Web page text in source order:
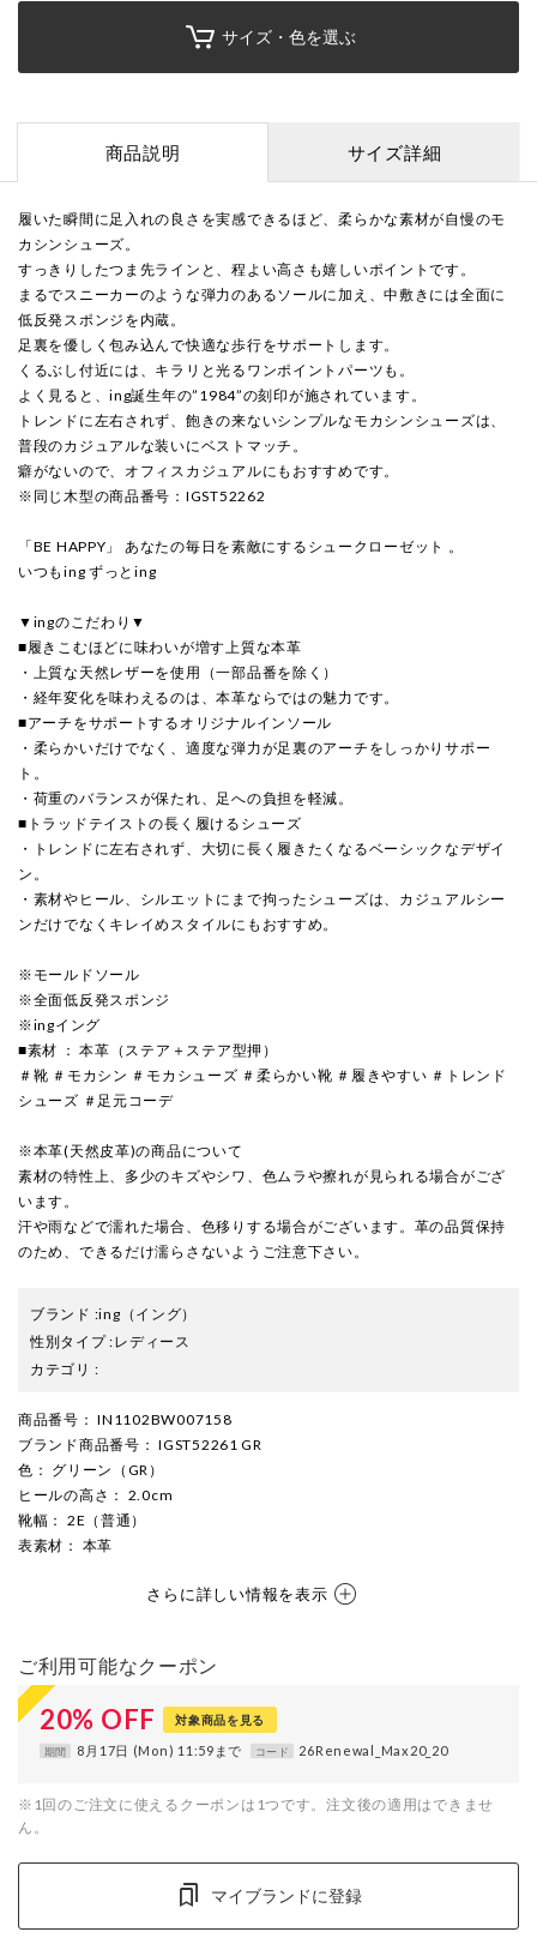
サイズ・色を選ぶ
商品説明 サイズ詳細
履いた瞬間に足入れの良さを実感できるほど、柔らかな素材が自慢のモ
カシンシューズ。
すっきりしたつま先ラインと、程よい高さも嬉しいポイントです。
まるでスニーカーのような弾力のあるソールに加え、中敷きには全面に
低反発スポンジを内蔵。
足裏を優しく包み込んで快適な歩行をサポートします。
くるぶし付近には、キラリと光るワンポイントパーツも。
よく見ると、ing誕生年の”1984”の刻印が施されています。
トレンドに左右されず、飽きの来ないシンプルなモカシンシューズは、
普段のカジュアルな装いにベストマッチ。
癖がないので、オフィスカジュアルにもおすすめです。
※同じ木型の商品番号：IGST52262
「BE HAPPY」 あなたの毎日を素敵にするシュークローゼット 。
いつもing ずっとing
▼ingのこだわり▼
■履きこむほどに味わいが増す上質な本革
・上質な天然レザーを使用（一部品番を除く）
・経年変化を味わえるのは、本革ならではの魅力です。
■アーチをサポートするオリジナルインソール
・柔らかいだけでなく、適度な弾力が足裏のアーチをしっかりサポー
ト。
・荷重のバランスが保たれ、足への負担を軽減。
■トラッドテイストの長く履けるシューズ
・トレンドに左右されず、大切に長く履きたくなるベーシックなデザイ
ン。
・素材やヒール、シルエットにまで拘ったシューズは、カジュアルシー
ンだけでなくキレイめスタイルにもおすすめ。
※モールドソール
※全面低反発スポンジ
※ingイング
■素材 ： 本革（ステア＋ステア型押）
＃靴 ＃モカシン ＃モカシューズ ＃柔らかい靴 ＃履きやすい ＃トレンド
シューズ ＃足元コーデ
※本革(天然皮革)の商品について
素材の特性上、多少のキズやシワ、色ムラや擦れが見られる場合がござ
います。
汗や雨などで濡れた場合、色移りする場合がございます。革の品質保持
のため、できるだけ濡らさないようご注意下さい。
ブランド :ing （イング）
性別タイプ:レディース
カテゴリ :
商品番号 ： IN1102BW007158
ブランド商品番号 ： IGST52261 GR
色 ： グリーン（GR）
ヒールの高さ ： 2.0cm
靴幅 ： 2E（普通）
表素材 ： 本革
さらに詳しい情報を表示
ご利用可能なクーポン
20% OFF 対象商品を見る
期間 8月17日 (Mon) 11:59まで コード 26Renewal_Max20_20
※1回のご注文に使えるクーポンは1つです。注文後の適用はできませ
ん。
マイブランドに登録